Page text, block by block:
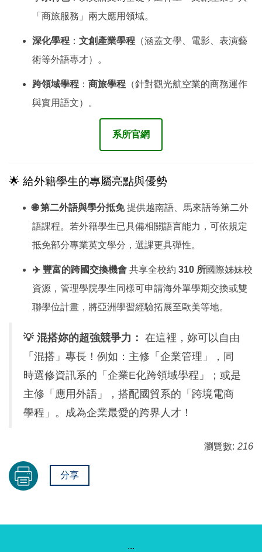
「商旅服務」兩大應用領域。
深化學程 ： 文創產業學程 （涵蓋文學、電影、表演藝
術等外語專才）。
跨領域學程 ： 商旅學程 （針對觀光航空業的商務運作
與實用語文）。
系所官網
🌟 給外籍學生的專屬亮點與優勢
🌐 第二外語與學分抵免提供越南語、馬來語等第二外
語課程。若外籍學生已具備相關語言能力，可依規定
抵免部分專業英文學分，選課更具彈性。
✈️ 豐富的跨國交換機會 共享全校約 310 所國際姊妹校
資源，管理學院學生同樣可申請海外單學期交換或雙
聯學位計畫，將亞洲學習經驗拓展至歐美等地。
💡 混搭妳的超強競爭力： 在這裡，妳可以自由
「混搭」專長！例如：主修「企業管理」，同
時選修資訊系的「企業E化跨領域學程」；或是
主修「應用外語」，搭配國貿系的「跨境電商
學程」。成為企業最愛的跨界人才！
瀏覽數: 216
分享